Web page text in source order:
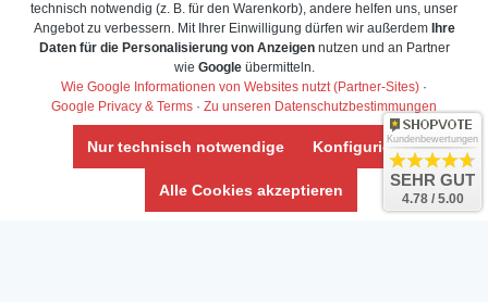
* Alle Preise inkl. ges. MwSt. zzgl.Versandkosten
Zierfische, Garnelen, Krebse, Wasserschnecken (Wirbellose),
Aquarienpflanzen & Aquarium-Zubehör preiswert online kaufen.
© Copyright 2024 Interaquaristik.de Shop, Aquarium und
Gartenteich Shop. Alle Rechte vorbehalten.
technisch notwendig (z. B. für den Warenkorb), andere helfen uns, unser
Angebot zu verbessern. Mit Ihrer Einwilligung dürfen wir außerdem Ihre
Daten für die Personalisierung von Anzeigennutzen und an Partner
wie Googleübermitteln.
Wie Google Informationen von Websites nutzt (Partner-Sites) ·
Google Privacy & Terms · Zu unseren Datenschutzbestimmungen
Nur technisch notwendige Konfigurieren
Alle Cookies akzeptieren
Kundenbewertungen
SEHR GUT
4.78 / 5.00